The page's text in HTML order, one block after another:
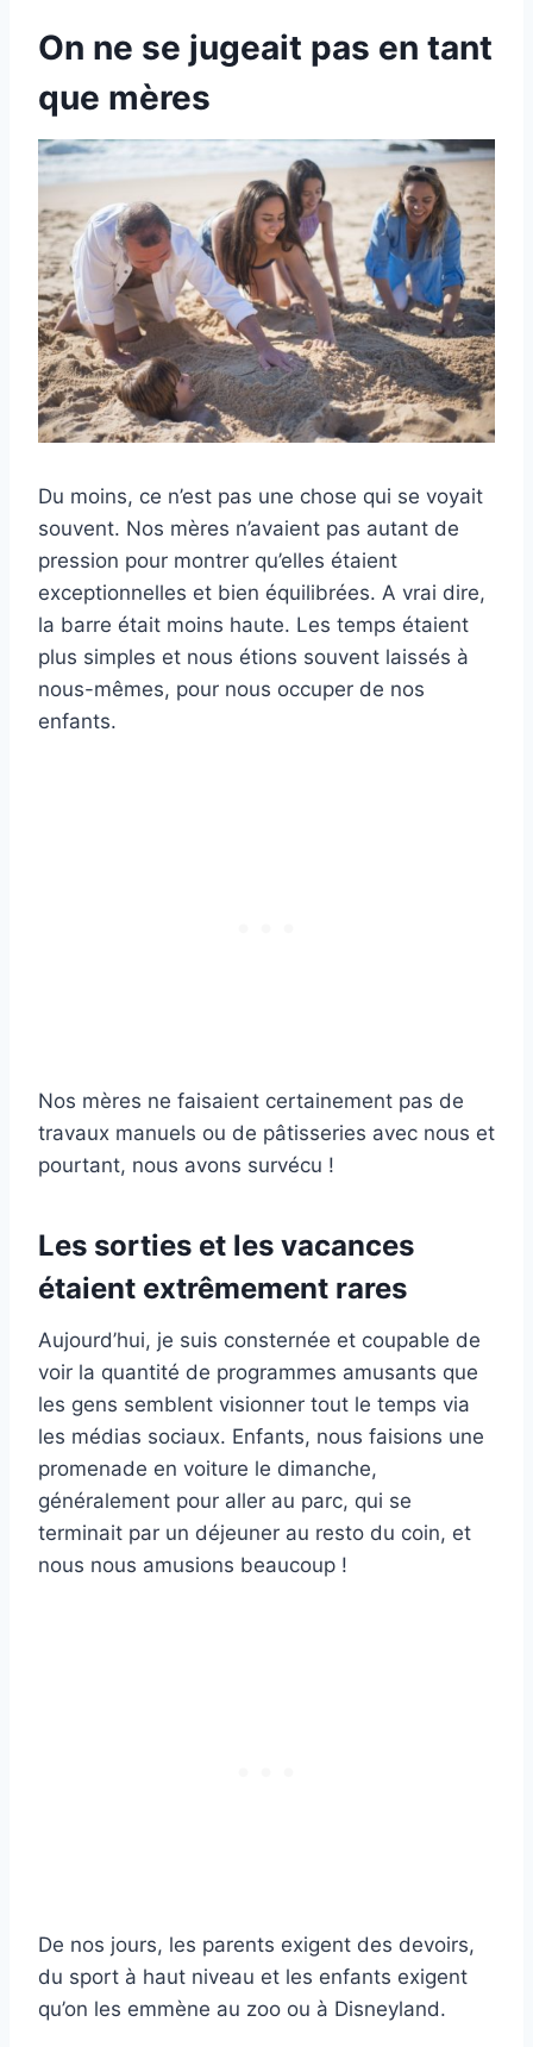
On ne se jugeait pas en tant
que mères
Du moins, ce n’est pas une chose qui se voyait
souvent. Nos mères n’avaient pas autant de
pression pour montrer qu’elles étaient
exceptionnelles et bien équilibrées. A vrai dire,
la barre était moins haute. Les temps étaient
plus simples et nous étions souvent laissés à
nous-mêmes, pour nous occuper de nos
enfants.
Nos mères ne faisaient certainement pas de
travaux manuels ou de pâtisseries avec nous et
pourtant, nous avons survécu !
Les sorties et les vacances
étaient extrêmement rares
Aujourd’hui, je suis consternée et coupable de
voir la quantité de programmes amusants que
les gens semblent visionner tout le temps via
les médias sociaux. Enfants, nous faisions une
promenade en voiture le dimanche,
généralement pour aller au parc, qui se
terminait par un déjeuner au resto du coin, et
nous nous amusions beaucoup !
De nos jours, les parents exigent des devoirs,
du sport à haut niveau et les enfants exigent
qu’on les emmène au zoo ou à Disneyland.